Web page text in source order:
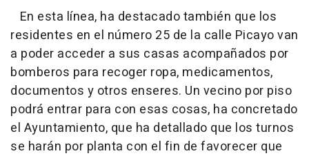
En esta línea, ha destacado también que los
residentes en el número 25 de la calle Picayo van
a poder acceder a sus casas acompañados por
bomberos para recoger ropa, medicamentos,
documentos y otros enseres. Un vecino por piso
podrá entrar para con esas cosas, ha concretado
el Ayuntamiento, que ha detallado que los turnos
se harán por planta con el fin de favorecer que